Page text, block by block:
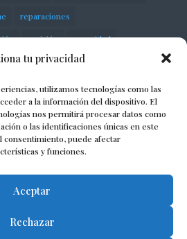
tu privacidad
utilizamos tecnologías como las
a la información del dispositivo. El
nos permitirá procesar datos como
o las identificaciones únicas en este
puede afectar
y funciones.
Aceptar
Rechazar
reparaciones
revisión seguridad
del motor
taller talleres
mecánico
vehículo vehículos